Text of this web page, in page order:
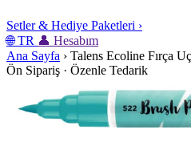
Setler & Hediye Paketleri ›
🌐 TR 👤 Hesabım
Ana Sayfa › Talens Ecoline Fırça
Ön Sipariş · Özenle Tedarik